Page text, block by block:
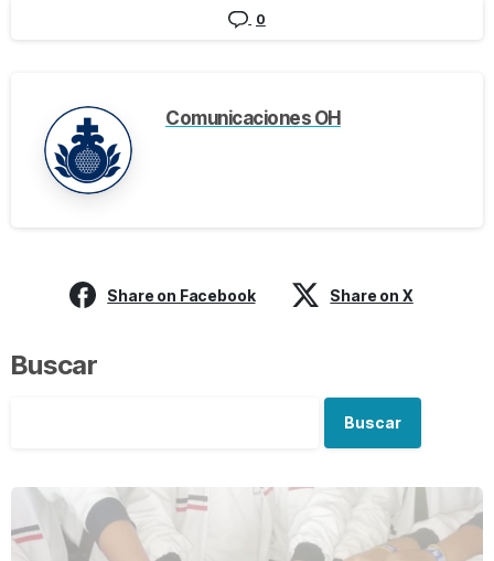
0
Comunicaciones OH
Share on Facebook Share on X
Buscar
Buscar